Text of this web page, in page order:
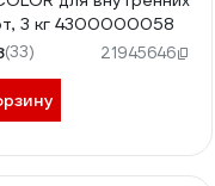
3 кг 4300000058
(33) 21945646